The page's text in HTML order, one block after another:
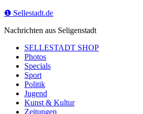
❶ Sellestadt.de
Nachrichten aus Seligenstadt
SELLESTADT SHOP
Photos
Specials
Sport
Politik
Jugend
Kunst & Kultur
Zeitungen